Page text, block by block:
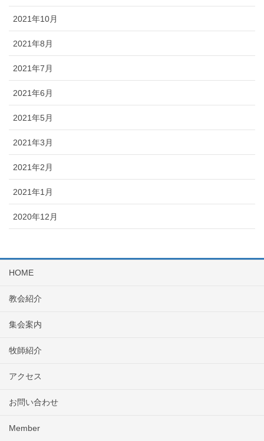
2021年10月
2021年8月
2021年7月
2021年6月
2021年5月
2021年3月
2021年2月
2021年1月
2020年12月
HOME
教会紹介
集会案内
牧師紹介
アクセス
お問い合わせ
Member